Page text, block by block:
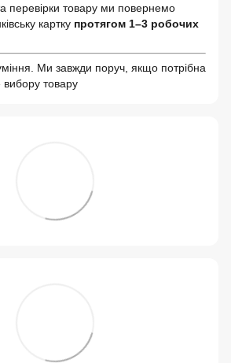
перевірки товару ми повернемо
картку протягом 1–3 робочих
Ми завжди поруч, якщо потрібна
вибору товару